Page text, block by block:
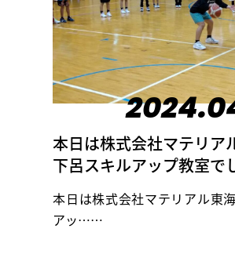
本日は株式会社マテリ
下呂スキルアップ教室で
本日は株式会社マテリアル東
アッ……